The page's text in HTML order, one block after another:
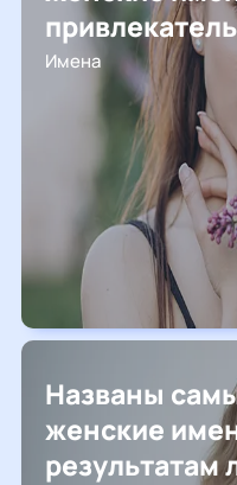
Имена
Названы
женские
результатам